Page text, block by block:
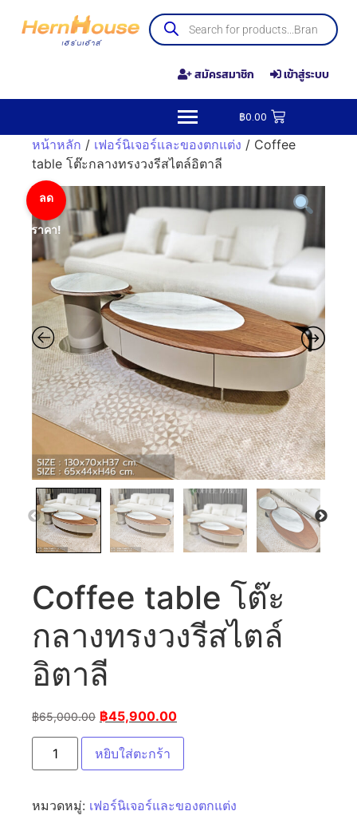
สมัครสมาชิก เข้าสู่ระบบ
฿0.00
หน้าหลัก / เฟอร์นิเจอร์และของตกแต่ง / Coffee
table โต๊ะกลางทรงวงรีสไตล์อิตาลี
ลด
ราคา!
Coffee table โต๊ะ
กลางทรงวงรีสไตล์
อิตาลี
฿65,000.00 ฿45,900.00
หยิบใส่ตะกร้า
หมวดหมู่: เฟอร์นิเจอร์และของตกแต่ง